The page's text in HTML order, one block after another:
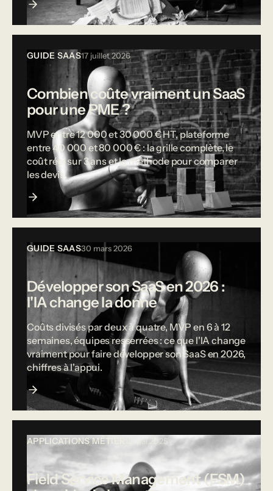
GUIDE SAAS17 juillet 2026
Combien coûte vraiment un SaaS
pour une PME ?
MVP entre 12 000 et 30 000 € HT, plateforme
entre 40 000 et 80 000 € : la grille complète, le
coût réel sur 3 ans et la méthode pour comparer
les devis.
GUIDE SAAS30 mars 2026
Développer son SaaS en 2026 :
l'IA change la donne
Coûts divisés par deux à quatre, MVP en 6 à 12
semaines, équipes resserrées : ce que l'IA change
vraiment pour faire développer son SaaS en 2026,
chiffres à l'appui.
APPLICATIONS MÉTIER 12 mai 2025
Field Service Management (FSM)